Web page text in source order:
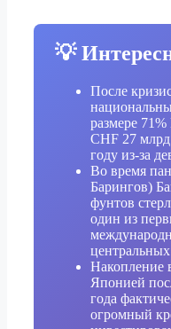
💡
После
размере
CHF 27
году из-за
Во время
Барингов)
фунтов
один из
Накопление
Японией
года
огромный